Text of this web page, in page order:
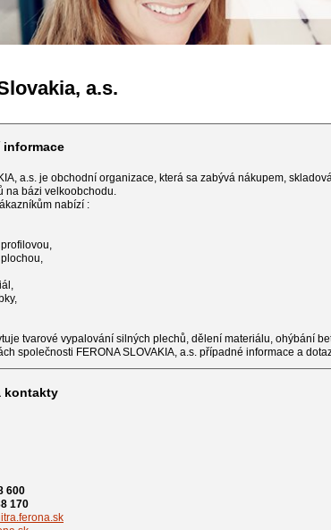
a.s.
informace
a.s. je obchodní organizace, která sa zabývá nákupem,
na bázi velkoobchodu.
nabízí :
tvarové vypalování silných plechů, dělení materiálu, ohýbání
společnosti FERONA SLOVAKIA, a.s. případné informace a
kontakty
600
170